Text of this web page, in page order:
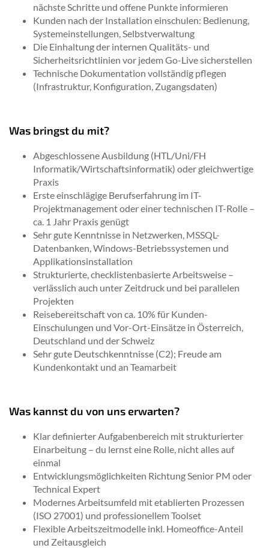
nächste Schritte und offene Punkte informieren
Kunden nach der Installation einschulen: Bedienung,
Systemeinstellungen, Selbstverwaltung
Die Einhaltung der internen Qualitäts- und
Sicherheitsrichtlinien vor jedem Go-Live sicherstellen
Technische Dokumentation vollständig pflegen
(Infrastruktur, Konfiguration, Zugangsdaten)
Was bringst du mit?
Abgeschlossene Ausbildung (HTL/Uni/FH
Informatik/Wirtschaftsinformatik) oder gleichwertige
Praxis
Erste einschlägige Berufserfahrung im IT-
Projektmanagement oder einer technischen IT-Rolle –
ca. 1 Jahr Praxis genügt
Sehr gute Kenntnisse in Netzwerken, MSSQL-
Datenbanken, Windows-Betriebssystemen und
Applikationsinstallation
Strukturierte, checklistenbasierte Arbeitsweise –
verlässlich auch unter Zeitdruck und bei parallelen
Projekten
Reisebereitschaft von ca. 10% für Kunden-
Einschulungen und Vor-Ort-Einsätze in Österreich,
Deutschland und der Schweiz
Sehr gute Deutschkenntnisse (C2); Freude am
Kundenkontakt und an Teamarbeit
Was kannst du von uns erwarten?
Klar definierter Aufgabenbereich mit strukturierter
Einarbeitung – du lernst eine Rolle, nicht alles auf
einmal
Entwicklungsmöglichkeiten Richtung Senior PM oder
Technical Expert
Modernes Arbeitsumfeld mit etablierten Prozessen
(ISO 27001) und professionellem Toolset
Flexible Arbeitszeitmodelle inkl. Homeoffice-Anteil
und Zeitausgleich